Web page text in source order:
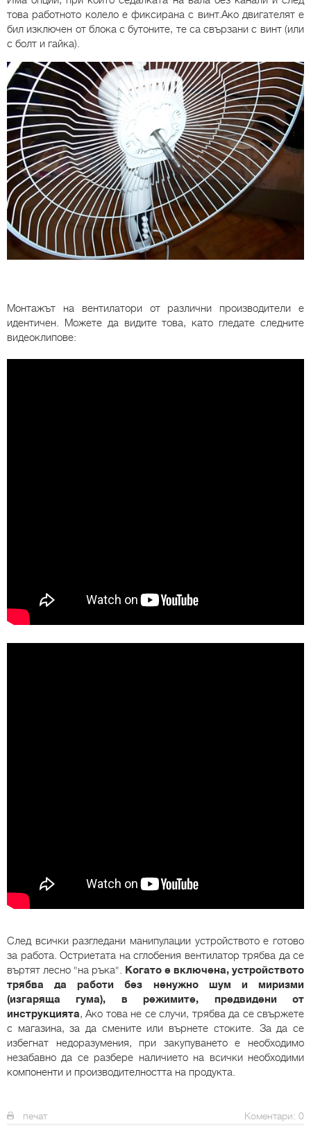
това работното колело е фиксирана с винт.Ако двигателят е
бил изключен от блока с бутоните, те са свързани с винт (или
с болт и гайка).
Монтажът на вентилатори от различни производители е
идентичен. Можете да видите това, като гледате следните
видеоклипове:
След всички разгледани манипулации устройството е готово
за работа. Остриетата на сглобения вентилатор трябва да се
въртят лесно "на ръка". Когато е включена, устройството
трябва да работи без ненужно шум и миризми
(изгаряща гума), в режимите, предвидени от
инструкцията, Ако това не се случи, трябва да се свържете
с магазина, за да смените или върнете стоките. За да се
избегнат недоразумения, при закупуването е необходимо
незабавно да се разбере наличието на всички необходими
компоненти и производителността на продукта.
печат Коментари: 0